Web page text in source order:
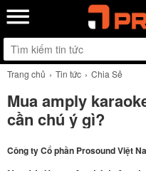
Trang chủ Tin tức Chia Sẻ
Mua amply
cần chú ý gì?
Công ty Cổ phần Prosound Việt